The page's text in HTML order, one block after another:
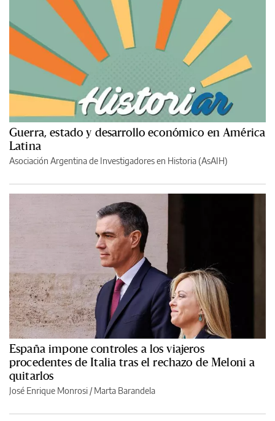
Guerra, estado y desarrollo económico en América
Latina
Asociación Argentina de Investigadores en Historia (AsAIH)
España impone controles a los viajeros
procedentes de Italia tras el rechazo de Meloni a
quitarlos
José Enrique Monrosi / Marta Barandela